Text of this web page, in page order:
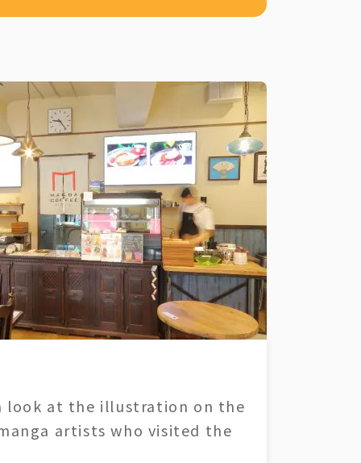
look at the illustration on the
artists who visited the